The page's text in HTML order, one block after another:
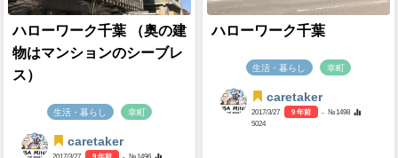
ハローワーク千葉 （奥の建
物はマンションのシーブレ
ス）
生活・暮らし 幸町
caretaker
ハローワーク千葉
生活・暮らし 幸町
caretaker
2017/3/27 9 年前
- №1498
5024